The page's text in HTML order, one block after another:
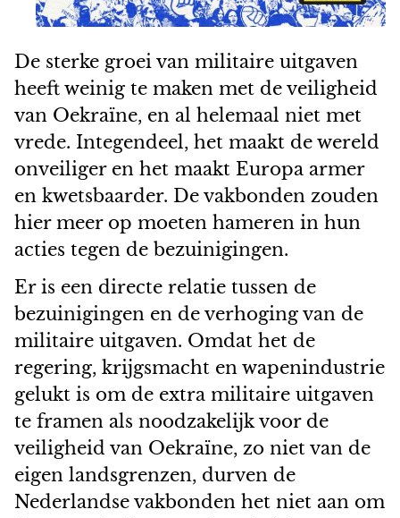
De sterke groei van militaire uitgaven
heeft weinig te maken met de veiligheid
van Oekraïne, en al helemaal niet met
vrede. Integendeel, het maakt de wereld
onveiliger en het maakt Europa armer
en kwetsbaarder. De vakbonden zouden
hier meer op moeten hameren in hun
acties tegen de bezuinigingen.
Er is een directe relatie tussen de
bezuinigingen en de verhoging van de
militaire uitgaven. Omdat het de
regering, krijgsmacht en wapenindustrie
gelukt is om de extra militaire uitgaven
te framen als noodzakelijk voor de
veiligheid van Oekraïne, zo niet van de
eigen landsgrenzen, durven de
Nederlandse vakbonden het niet aan om